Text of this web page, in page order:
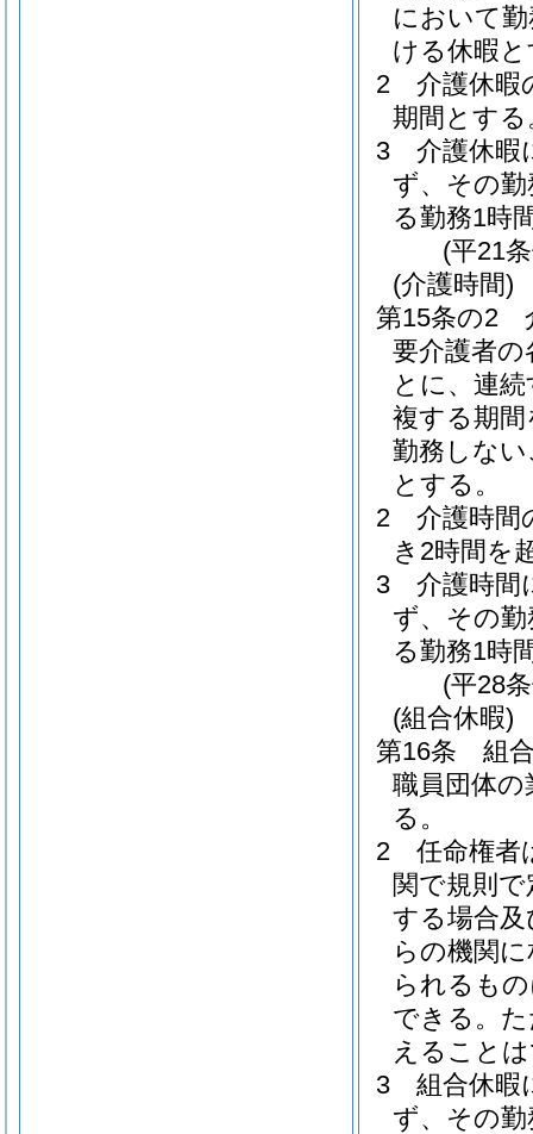
において
ける休暇
2
介護休暇
期間とする
3
介護休暇
ず、その
る勤務1時
(平21
(介護時間)
第15条の2
要介護者
とに、連
複する期
勤務しな
とする。
2
介護時間
き2時間を
3
介護時間
ず、その
る勤務1時
(平28
(組合休暇)
第16条
組
職員団体
る。
2
任命権者
関で規則
する場合
らの機関
られるも
できる。
えること
3
組合休暇
ず、その